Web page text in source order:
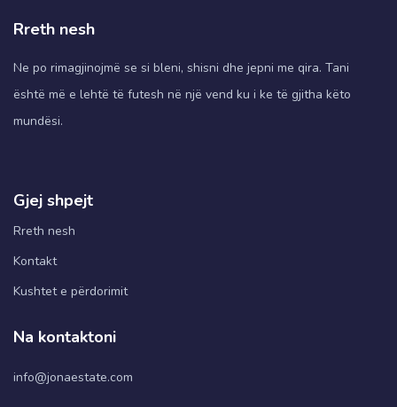
Rreth nesh
Ne po rimagjinojmë se si bleni, shisni dhe jepni me qira. Tani
është më e lehtë të futesh në një vend ku i ke të gjitha këto
mundësi.
Gjej shpejt
Rreth nesh
Kontakt
Kushtet e përdorimit
Na kontaktoni
info@jonaestate.com